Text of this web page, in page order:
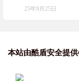
25年9月25日
本站由酷盾安全提